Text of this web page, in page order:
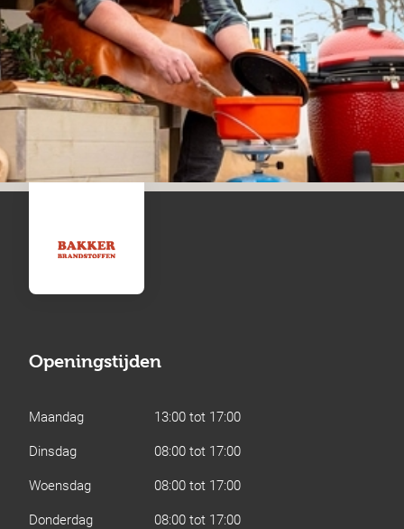
Openingstijden
Maandag
13:00 tot 17:00
Dinsdag
08:00 tot 17:00
Woensdag
08:00 tot 17:00
Donderdag
08:00 tot 17:00